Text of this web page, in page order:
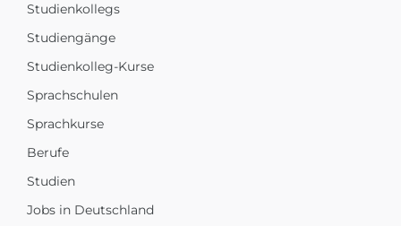
Studienkollegs
Studiengänge
Studienkolleg-Kurse
Sprachschulen
Sprachkurse
Berufe
Studien
Jobs in Deutschland